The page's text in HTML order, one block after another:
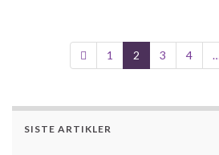
1 2 3 4
SISTE ARTIKLER